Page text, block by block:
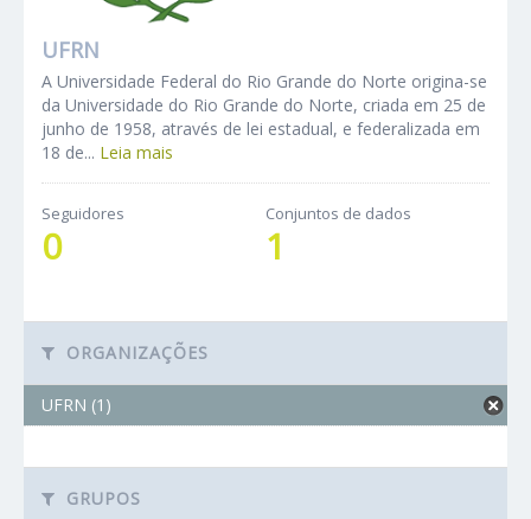
UFRN
A Universidade Federal do Rio Grande do Norte origina-se
da Universidade do Rio Grande do Norte, criada em 25 de
junho de 1958, através de lei estadual, e federalizada em
18 de... Leia mais
Seguidores
0
Conjuntos de dados
1
ORGANIZAÇÕES
UFRN (1)
GRUPOS